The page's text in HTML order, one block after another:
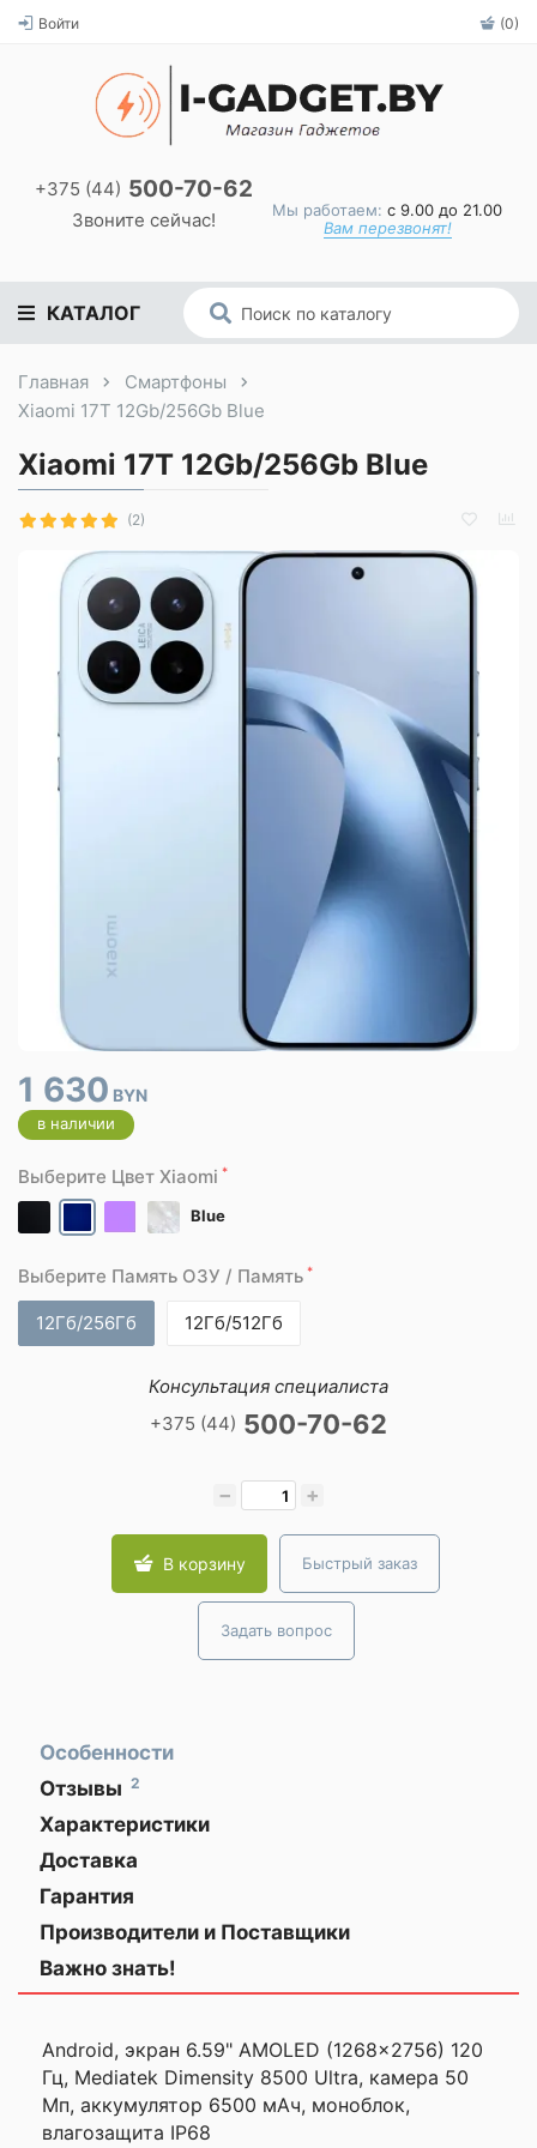
Войти (0)
+375 (44) 500-70-62
Звоните сейчас! Мы работаем: с 9.00 до 21.00
Вам перезвонят!
КАТАЛОГ
Главная
Смартфоны
Xiaomi 17T 12Gb/256Gb Blue
Xiaomi 17T 12Gb/256Gb Blue
(2)
1 630 BYN
в наличии
Выберите Цвет Xiaomi *
Blue
Выберите Память ОЗУ / Память *
12Гб/256Гб 12Гб/512Гб
Консультация специалиста
+375 (44) 500-70-62
− +
В корзину Быстрый заказ
Задать вопрос
Особенности
Отзывы 2
Характеристики
Доставка
Гарантия
Производители и Поставщики
Важно знать!
по
Минску,
ГАДЖЕТЫ
ЗАРАНЕЕ!
Дата выхода на
рынок
продвинутую систему камер Leica и ёмкий
сбалансированный флагманский опыт для
использования, мобильной фотографии и
Android, экран 6.59" AMOLED (1268x2756) 120
Гц, Mediatek Dimensity 8500 Ultra, камера 50
Мп, аккумулятор 6500 мАч, моноблок,
влагозащита IP68
Восторг! Товар
превзошёл все
ожидания
Моя оценка —
Работает безупречно,
все функции на высоте.
Пользуюсь каждый день
Очень довольна
покупкой, всем
советую!
Мария